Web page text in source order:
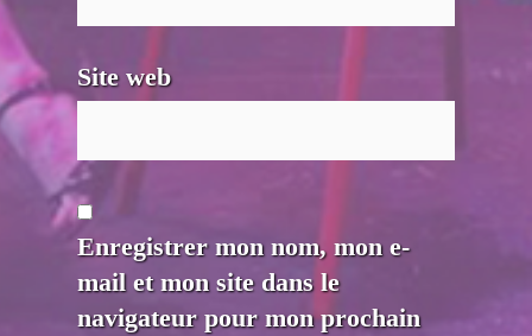
Site web
Enregistrer mon nom, mon e-
mail et mon site dans le
navigateur pour mon prochain